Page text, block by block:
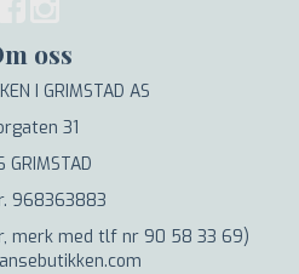
oss
I GRIMSTAD AS
31
GRIMSTAD
968363883
merk med tlf nr 90 58 33 69)